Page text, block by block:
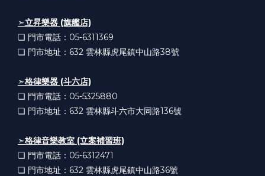
➣立昇樂器 (旗艦店)
❏ 門市電話：05-6311369
❏ 門市地址：632 雲林縣虎尾鎮中山路38號
➣格律樂器 (斗六店)
❏ 門市電話：05-5325880
❏ 門市地址：632 雲林縣斗六市大同路136號
➣格律音樂教室 (立案補習班)
❏ 門市電話：05-6312471
❏ 門市地址：632 雲林縣虎尾鎮中山路36號